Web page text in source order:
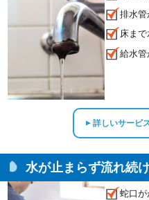
排水
床ま
給水
▲詳しいサービ
水が止まらず流れ続け
蛇口が